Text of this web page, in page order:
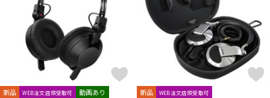
新品 WEB注文店頭受取可
動画あり
新品 WEB注文店頭受取可